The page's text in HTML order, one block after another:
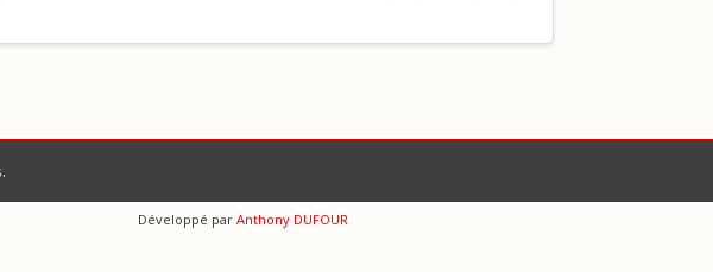
Développé par Anthony DUFOUR